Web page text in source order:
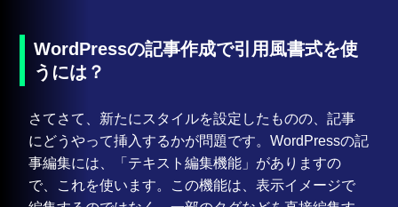
WordPressの記事作成で引用風書式を使
うには？
さてさて、新たにスタイルを設定したものの、記事
にどうやって挿入するかが問題です。WordPressの記
事編集には、「テキスト編集機能」がありますの
で、これを使います。この機能は、表示イメージで